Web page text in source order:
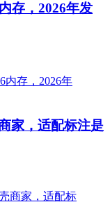
存，2026年发
家，适配标注是